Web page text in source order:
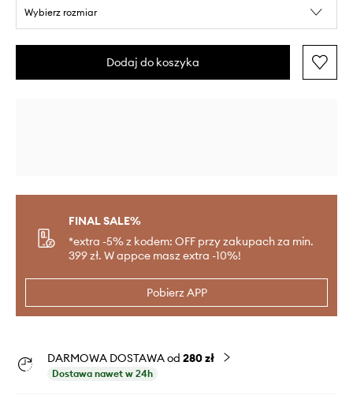
Wybierz rozmiar
Dodaj do koszyka
FINAL SALE%
*extra -5% z kodem: OFF przy zakupach za min.
399 zł. W appce masz extra -10%!
Pobierz APP
DARMOWA DOSTAWA od 280 zł
Dostawa nawet w 24h